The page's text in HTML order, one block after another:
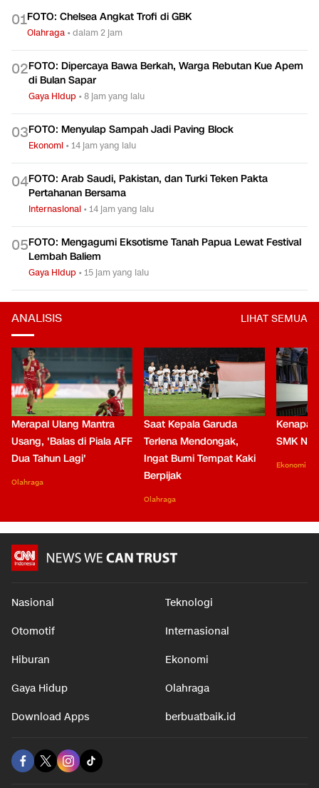
01FOTO: Chelsea Angkat Trofi di GBK
Olahraga •dalam 2 jam
02FOTO: Dipercaya Bawa Berkah, Warga Rebutan Kue Apem
di Bulan Sapar
Gaya Hidup •8 jam yang lalu
03FOTO: Menyulap Sampah Jadi Paving Block
Ekonomi •14 jam yang lalu
04FOTO: Arab Saudi, Pakistan, dan Turki Teken Pakta
Pertahanan Bersama
Internasional •14 jam yang lalu
05FOTO: Mengagumi Eksotisme Tanah Papua Lewat Festival
Lembah Baliem
Gaya Hidup •15 jam yang lalu
ANALISIS LIHAT SEMUA
Merapal Ulang Mantra
Usang, 'Balas di Piala AFF
Dua Tahun Lagi'
Olahraga
Saat Kepala Garuda
Terlena Mendongak,
Ingat Bumi Tempat Kaki
Berpijak
Olahraga
Kenapa
SMK
Ekonomi
Nasional Teknologi
Otomotif Internasional
Hiburan Ekonomi
Gaya Hidup Olahraga
Download Apps berbuatbaik.id